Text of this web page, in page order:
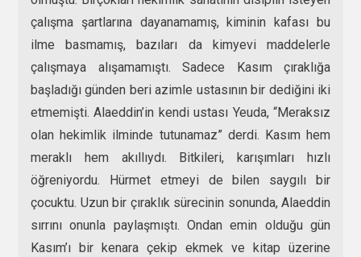
çalışma şartlarına dayanamamış, kiminin kafası bu
ilme basmamış, bazıları da kimyevi maddelerle
çalışmaya alışamamıştı. Sadece Kasım çıraklığa
başladığı günden beri azimle ustasının bir dediğini iki
etmemişti. Alaeddin’in kendi ustası Yeuda, “Meraksız
olan hekimlik ilminde tutunamaz” derdi. Kasım hem
meraklı hem akıllıydı. Bitkileri, karışımları hızlı
öğreniyordu. Hürmet etmeyi de bilen saygılı bir
çocuktu. Uzun bir çıraklık sürecinin sonunda, Alaeddin
sırrını onunla paylaşmıştı. Ondan emin olduğu gün
Kasım’ı bir kenara çekip ekmek ve kitap üzerine